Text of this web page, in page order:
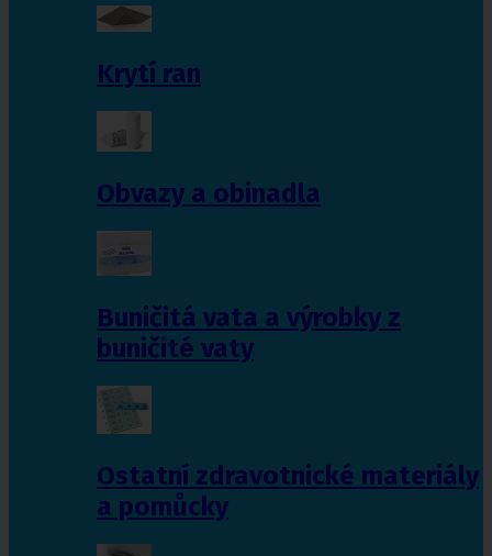
Krytí ran
Obvazy a obinadla
Buničitá vata a výrobky z
buničité vaty
Ostatní zdravotnické materiály
a pomůcky